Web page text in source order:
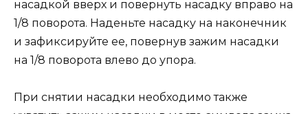
насадкой вверх и повернуть насадку вправо на
1/8 поворота. Наденьте насадку на наконечник
и зафиксируйте ее, повернув зажим насадки
на 1/8 поворота влево до упора.
При снятии насадки необходимо также